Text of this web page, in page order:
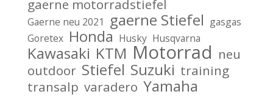
gaerne motorradstiefel
Gaerne neu 2021 gaerne Stiefel gasgas
Goretex Honda Husky Husqvarna
Kawasaki KTM Motorrad neu
outdoor Stiefel Suzuki training
transalp varadero Yamaha